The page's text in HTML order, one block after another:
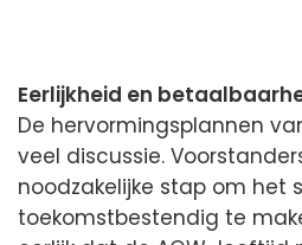
Eerlijkheid en
De hervormingsplannen
veel discussie.
noodzakelijke stap om het
toekomstbestendig te